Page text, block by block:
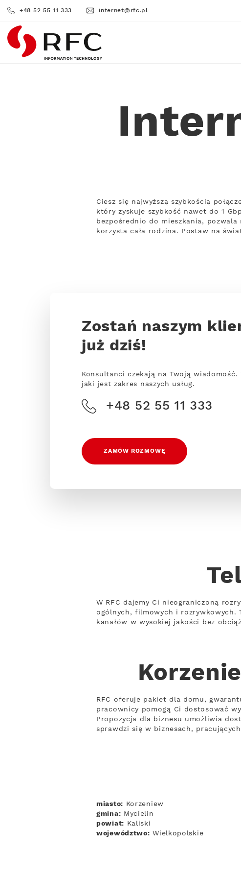
+48 52 55 11 333 internet@rfc.pl
RFC
Ciesz się najwyższą szybkością
który zyskuje szybkość nawet do 1
bezpośrednio do mieszkania,
korzysta cała rodzina. Postaw na
Zostań naszym
już dziś!
Konsultanci czekają na Twoją wiadomość.
jaki jest zakres naszych usług.
+48 52 55 11 333
ZAMÓW ROZMOWĘ
W RFC dajemy Ci nieograniczoną
ogólnych, filmowych i rozrywkowych.
kanałów w wysokiej jakości bez
RFC oferuje pakiet dla domu,
pracownicy pomogą Ci dostosować
Propozycja dla biznesu umożliwia
sprawdzi się w biznesach,
miasto: Korzeniew
gmina: Mycielin
powiat: Kaliski
województwo: Wielkopolskie